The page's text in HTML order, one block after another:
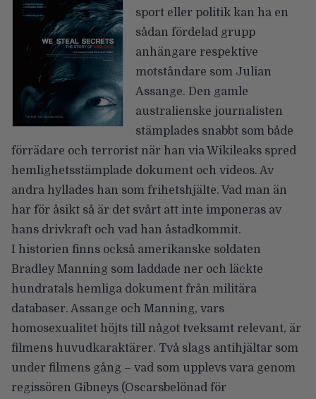
sport eller politik kan ha en
sådan fördelad grupp
anhängare respektive
motståndare som Julian
Assange. Den gamle
australienske journalisten
stämplades snabbt som både
förrädare och terrorist när han via Wikileaks spred
hemlighetsstämplade dokument och videos. Av
andra hyllades han som frihetshjälte. Vad man än
har för åsikt så är det svårt att inte imponeras av
hans drivkraft och vad han åstadkommit.
I historien finns också amerikanske soldaten
Bradley Manning som laddade ner och läckte
hundratals hemliga dokument från militära
databaser. Assange och Manning, vars
homosexualitet höjts till något tveksamt relevant, är
filmens huvudkaraktärer. Två slags antihjältar som
under filmens gång – vad som upplevs vara genom
regissören Gibneys (Oscarsbelönad för